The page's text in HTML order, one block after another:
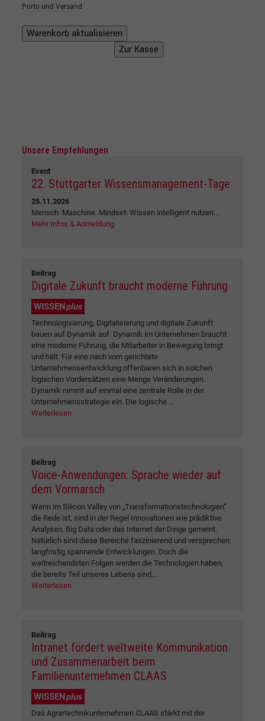
Porto und Versand
Unsere Empfehlungen
Event
22. Stuttgarter Wissensmanagement-Tage
25.11.2026
Mensch. Maschine. Mindset: Wissen intelligent nutzen...
Mehr Infos & Anmeldung
Beitrag
Digitale Zukunft braucht moderne Führung
WISSENplus
Technologisierung, Digitalisierung und digitale Zukunft
bauen auf Dynamik auf. Dynamik im Unternehmen braucht
eine moderne Führung, die Mitarbeiter in Bewegung bringt
und hält. Für eine nach vorn gerichtete
Unternehmensentwicklung offenbaren sich in solchen
logischen Vordersätzen eine Menge Veränderungen.
Dynamik nimmt auf einmal eine zentrale Rolle in der
Unternehmensstrategie ein. Die logische ...
Weiterlesen
Beitrag
Voice-Anwendungen: Sprache wieder auf
dem Vormarsch
Wenn im Silicon Valley von „Transformationstechnologien“
die Rede ist, sind in der Regel Innovationen wie prädiktive
Analysen, Big Data oder das Internet der Dinge gemeint.
Natürlich sind diese Bereiche faszinierend und versprechen
langfristig spannende Entwicklungen. Doch die
weitreichendsten Folgen werden die Technologien haben,
die bereits Teil unseres Lebens sind....
Weiterlesen
Beitrag
Intranet fördert weltweite Kommunikation
und Zusammenarbeit beim
Familienunternehmen CLAAS
WISSENplus
Das Agrartechnikunternehmen CLAAS stärkt mit der